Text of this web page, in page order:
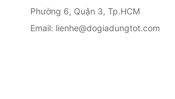
Phường 6, Quận 3, Tp.HCM
Email: lienhe@dogiadungtot.com